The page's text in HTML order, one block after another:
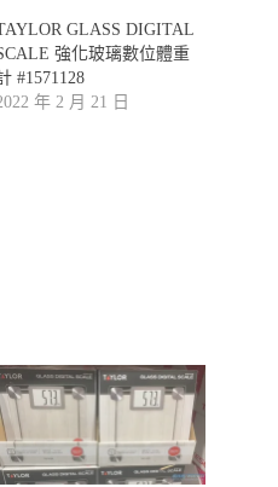
GLASS DIGITAL
強化玻璃數位體重
#1571128
年 2 月 21 日